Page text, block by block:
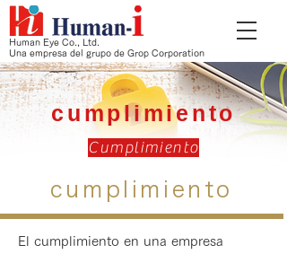
Human Eye Co., Ltd.
Una empresa del grupo de Grop Corporation
cumplimiento
Cumplimiento
cumplimiento
El cumplimiento en una empresa